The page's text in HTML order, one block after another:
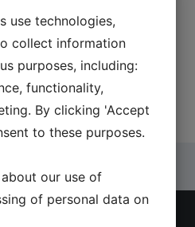
Gears
use technologies,
collect information
purposes, including:
functionality,
By clicking 'Accept
to these purposes.
our use of
of personal data on